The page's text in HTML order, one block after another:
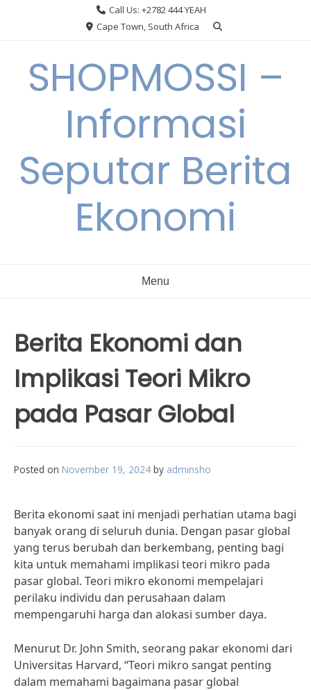
Call Us: +2782 444 YEAH
Cape Town, South Africa
SHOPMOSSI –
Informasi
Seputar Berita
Ekonomi
Menu
Berita Ekonomi dan
Implikasi Teori Mikro
pada Pasar Global
Posted on November 19, 2024 by adminsho
Berita ekonomi saat ini menjadi perhatian utama bagi
banyak orang di seluruh dunia. Dengan pasar global
yang terus berubah dan berkembang, penting bagi
kita untuk memahami implikasi teori mikro pada
pasar global. Teori mikro ekonomi mempelajari
perilaku individu dan perusahaan dalam
mempengaruhi harga dan alokasi sumber daya.
Menurut Dr. John Smith, seorang pakar ekonomi dari
Universitas Harvard, “Teori mikro sangat penting
dalam memahami bagaimana pasar global